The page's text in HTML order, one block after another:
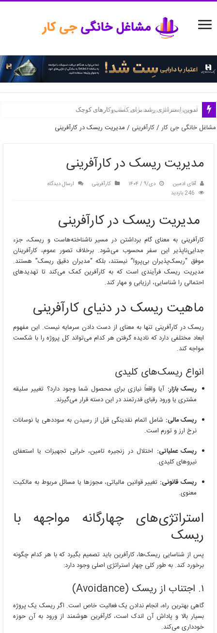
تدوین استراتژی رشد برای کسب‌وکارهای کوچک
مشاغل خانگی جی کار/کارآفرینی / مدیریت ریسک در کارآفرینی
مدیریت ریسک در کارآفرینی
آقای ادمین دی/۹ / ۱۴۰۴ کارآفرینی
ارسال دیدگاه
246 بازدید
مدیریت ریسک در کارآفرینی
کارآفرینی به معنای گام برداشتن در مسیر ناشناخته‌هاست و ریسک، جزء
جدایی‌ناپذیر این سفر محسوب می‌شود. برخلاف تصور عموم، کارآفرینان
موفق “ریسک‌پذیران بی‌پروا” نیستند، بلکه “مدیران دقیق ریسک” هستند.
مدیریت ریسک فرآیندی است که به کارآفرین کمک می‌کند تا تهدیدهای
احتمالی را شناسایی، ارزیابی و مهار کند.
ماهیت ریسک در دنیای کارآفرینی
ریسک در کارآفرینی تنها به معنای از دست دادن سرمایه نیست. این مفهوم
ابعاد مختلفی دارد که نادیده گرفتن هر کدام می‌تواند کل پروژه را با شکست
مواجه کند.
انواع ریسک‌های کلیدی
ریسک بازار: آیا واقعاً نیازی برای محصول شما وجود دارد؟ تغییر سلیقه
مشتری یا ورود رقبای قدرتمند در این دسته قرار می‌گیرند.
ریسک مالی: شامل اتمام نقدینگی قبل از رسیدن به سوددهی یا نوسانات
نرخ ارز و تورم است.
ریسک عملیاتی: اختلال در زنجیره تامین، خرابی تجهیزات یا استعفای
نیروهای کلیدی.
ریسک قانونی: تغییر قوانین مالیاتی، مجوزها یا مسائل مربوط به مالکیت
معنوی.
استراتژی‌های چهارگانه مواجهه با
ریسک
پس از شناسایی ریسک‌ها، کارآفرین باید تصمیم بگیرد که با هر کدام چگونه
برخورد کند. به طور کلی چهار استراتژی اصلی وجود دارد:
۱. اجتناب از ریسک (Avoidance)
گاهی بهترین راه، انجام ندادن یک فعالیت خاص است. اگر ریسک یک پروژه
بسیار بالا و پاداش آن اندک است، کارآفرین هوشمند از ورود به آن حوزه
خودداری می‌کند.